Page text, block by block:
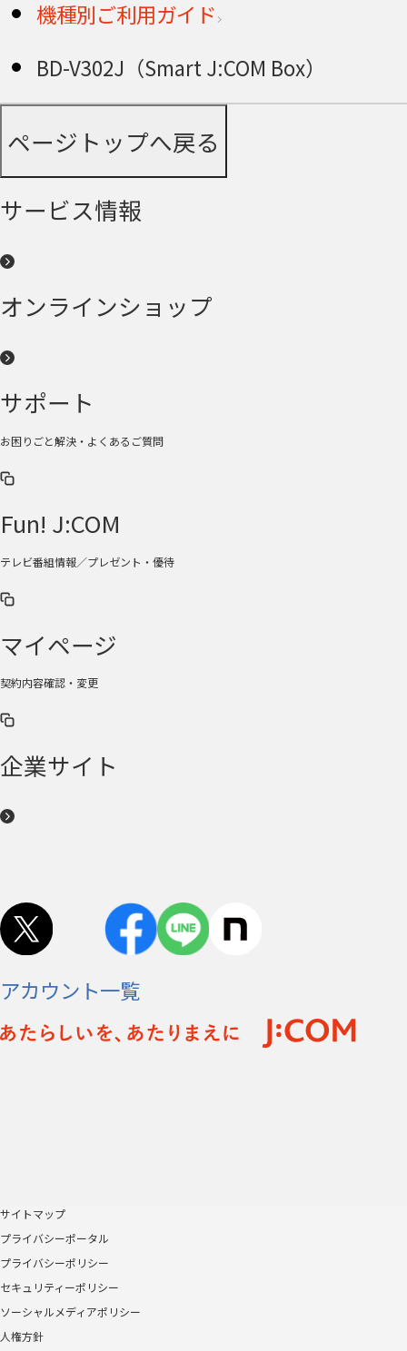
機種別ご利用ガイド
BD-V302J（Smart J:COM Box）
ページトップへ戻る
サービス情報
オンラインショップ
サポート
お困りごと解決・よくあるご質問
Fun! J:COM
テレビ番組情報／プレゼント・優待
マイページ
契約内容確認・変更
企業サイト
アカウント一覧
サイトマップ
プライバシーポータル
プライバシーポリシー
セキュリティーポリシー
ソーシャルメディアポリシー
人権方針